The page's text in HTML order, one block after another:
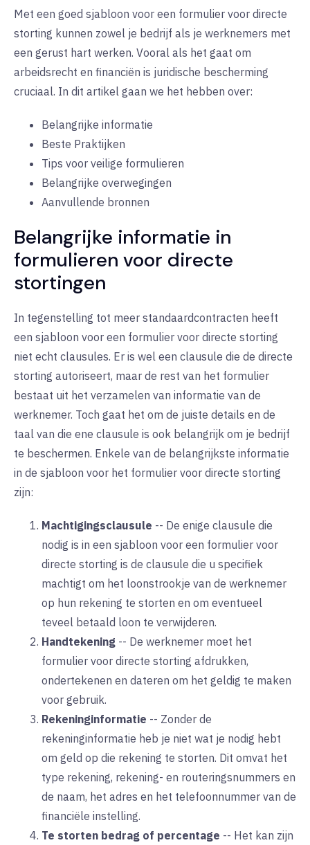
Met een goed sjabloon voor een formulier voor directe
storting kunnen zowel je bedrijf als je werknemers met
een gerust hart werken. Vooral als het gaat om
arbeidsrecht en financiën is juridische bescherming
cruciaal. In dit artikel gaan we het hebben over:
Belangrijke informatie
Beste Praktijken
Tips voor veilige formulieren
Belangrijke overwegingen
Aanvullende bronnen
Belangrijke informatie in
formulieren voor directe
stortingen
In tegenstelling tot meer standaardcontracten heeft
een sjabloon voor een formulier voor directe storting
niet echt clausules. Er is wel een clausule die de directe
storting autoriseert, maar de rest van het formulier
bestaat uit het verzamelen van informatie van de
werknemer. Toch gaat het om de juiste details en de
taal van die ene clausule is ook belangrijk om je bedrijf
te beschermen. Enkele van de belangrijkste informatie
in de sjabloon voor het formulier voor directe storting
zijn:
Machtigingsclausule -- De enige clausule die
nodig is in een sjabloon voor een formulier voor
directe storting is de clausule die u specifiek
machtigt om het loonstrookje van de werknemer
op hun rekening te storten en om eventueel
teveel betaald loon te verwijderen.
Handtekening -- De werknemer moet het
formulier voor directe storting afdrukken,
ondertekenen en dateren om het geldig te maken
voor gebruik.
Rekeninginformatie -- Zonder de
rekeninginformatie heb je niet wat je nodig hebt
om geld op die rekening te storten. Dit omvat het
type rekening, rekening- en routeringsnummers en
de naam, het adres en het telefoonnummer van de
financiële instelling.
Te storten bedrag of percentage -- Het kan zijn